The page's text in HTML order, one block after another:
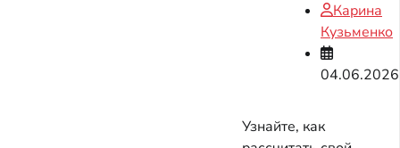
Карина
Кузьменко
04.06.2026
Узнайте, как